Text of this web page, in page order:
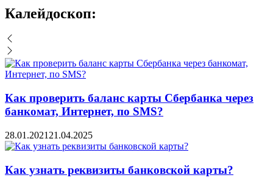
Калейдоскоп:
Как проверить баланс карты Сбербанка через
банкомат, Интернет, по SMS?
28.01.2021 21.04.2025
Как узнать реквизиты банковской карты?